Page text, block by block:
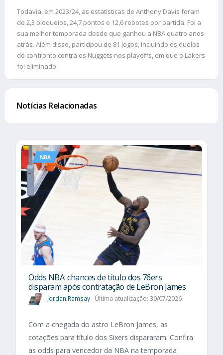
Todavia, em 2023/24, as estatísticas de Anthony Davis foram
de 2,3 bloqueios, 24,7 pontos e 12,6 rebotes por partida. Foi a
sua melhor temporada desde que ganhou a NBA quatro anos
atrás. Além disso, participou de 81 jogos, incluindo os duelos
do confronto contra os Nuggets nos playoffs, em que o Lakers
foi eliminado.
Notícias Relacionadas
NBA
Odds NBA: chances de título dos 76ers
disparam após contratação de LeBron James
Jordan Ramsay Última atualização: 30/07/2026
Com a chegada do astro LeBron James, as
cotações para título dos Sixers dispararam. Confira
as odds para vencedor da NBA na temporada